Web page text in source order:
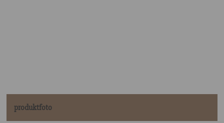
produktfoto